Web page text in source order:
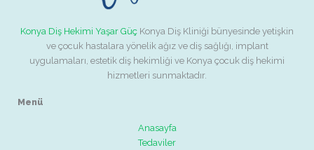
Konya Diş Hekimi Yaşar Güç Konya Diş Kliniği bünyesinde yetişkin
ve çocuk hastalara yönelik ağız ve diş sağlığı, implant
uygulamaları, estetik diş hekimliği ve Konya çocuk diş hekimi
hizmetleri sunmaktadır.
Menü
Anasayfa
Tedaviler